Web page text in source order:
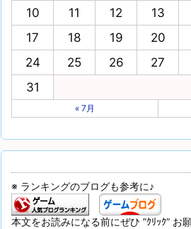
10
11 12 13
17
18 19 20
24
25 26 27
31
« 7月
※ ランキングのブログも参考に♪
本文をお読みになる前にぜひ ”ｸﾘｯｸ” お